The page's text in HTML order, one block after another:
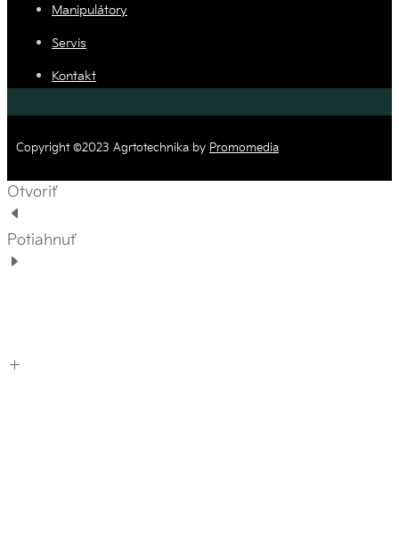
Manipulátory
Servis
Kontakt
Copyright ©2023 Agrtotechnika by Promomedia
Otvoriť
Potiahnuť